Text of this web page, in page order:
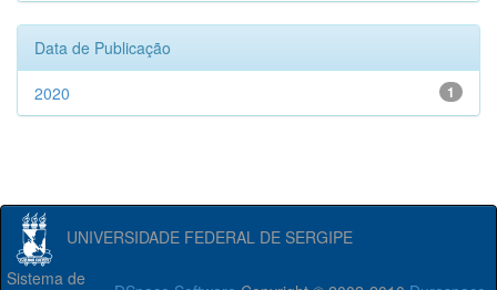
Data de Publicação
1
2020
UNIVERSIDADE FEDERAL DE SERGIPE
Sistema de